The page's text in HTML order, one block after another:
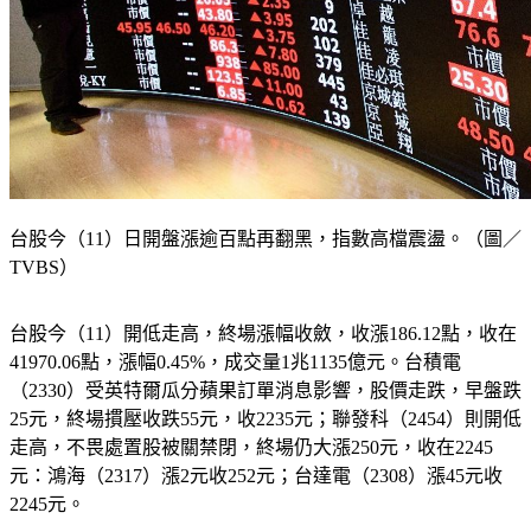
台股今（11）日開盤漲逾百點再翻黑，指數高檔震盪。（圖／
台股今（11）開低走高，終場漲幅收斂，收漲186.12點，收在
41970.06點，漲幅0.45%，成交量1兆1135億元。台積電
（2330）受英特爾瓜分蘋果訂單消息影響，股價走跌，早盤跌
25元，終場摜壓收跌55元，收2235元；聯發科（2454）則開低
走高，不畏處置股被關禁閉，終場仍大漲250元，收在2245
元：鴻海（2317）漲2元收252元；台達電（2308）漲45元收